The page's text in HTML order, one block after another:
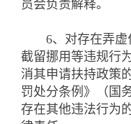
员会负责解释。
6、对存在弄虚
截留挪用等违规行
消其申请扶持政策
罚处分条例》（国
存在其他违法行为